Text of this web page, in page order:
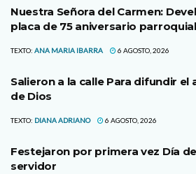
Nuestra Señora del Carmen:
placa de 75 aniversario parroquial
TEXTO: ANA MARIA IBARRA 6 AGOSTO, 2026
Salieron a la calle Para difundir el
de Dios
TEXTO: DIANA ADRIANO 6 AGOSTO, 2026
Festejaron por primera vez Día
servidor